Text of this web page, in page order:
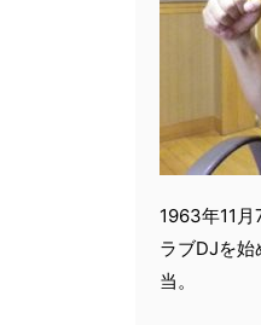
1963年11
ラブDJを
当。